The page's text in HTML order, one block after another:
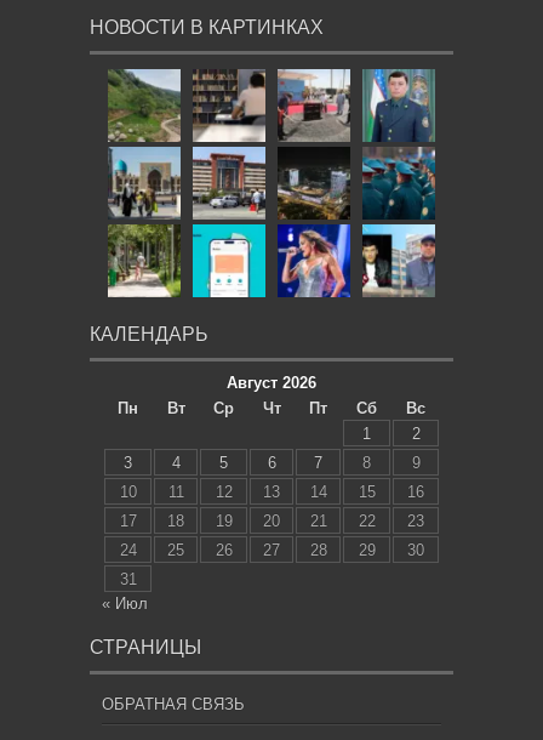
НОВОСТИ В КАРТИНКАХ
КАЛЕНДАРЬ
Август 2026
Пн
Вт Ср Чт Пт Сб
Вс
1
2
3
4 5 6 7 8
9
10
11 12 13 14 15
16
17
18 19 20 21 22
23
24
25 26 27 28 29
30
31
« Июл
СТРАНИЦЫ
ОБРАТНАЯ СВЯЗЬ